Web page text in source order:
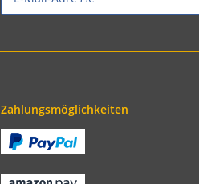
Zahlungsmöglichkeiten